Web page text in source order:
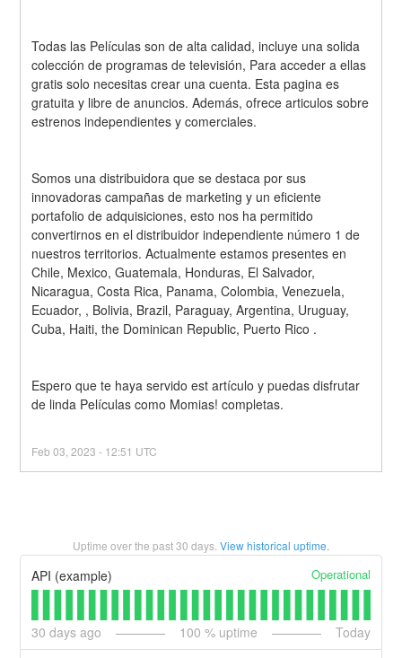
Todas las Películas son de alta calidad, incluye una solida
colección de programas de televisión, Para acceder a ellas
gratis solo necesitas crear una cuenta. Esta pagina es
gratuita y libre de anuncios. Además, ofrece articulos sobre
estrenos independientes y comerciales.
Somos una distribuidora que se destaca por sus
innovadoras campañas de marketing y un eficiente
portafolio de adquisiciones, esto nos ha permitido
convertirnos en el distribuidor independiente número 1 de
nuestros territorios. Actualmente estamos presentes en
Chile, Mexico, Guatemala, Honduras, El Salvador,
Nicaragua, Costa Rica, Panama, Colombia, Venezuela,
Ecuador, , Bolivia, Brazil, Paraguay, Argentina, Uruguay,
Cuba, Haiti, the Dominican Republic, Puerto Rico .
Espero que te haya servido est artículo y puedas disfrutar
de linda Películas como Momias! completas.
Feb03 ,2023 - 12:51 UTC
Uptime over the past30 days. View historical uptime.
API (example) Operational
30 days ago 100 % uptime Today